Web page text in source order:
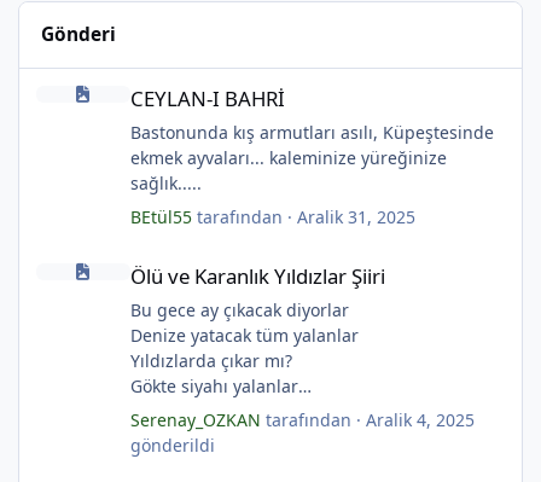
Gönderi
CEYLAN-I BAHRİ
Bastonunda kış armutları asılı, Küpeştesinde
ekmek ayvaları... kaleminize yüreğinize
sağlık.....
BEtül55tarafından · Aralik 31, 2025
Ölü ve Karanlık Yıldızlar Şiiri
Bu gece ay çıkacak diyorlar
Denize yatacak tüm yalanlar
Yıldızlarda çıkar mı?
Gökte siyahı yalanlar
Ölü ve karanlık yıldızlar
Ayı sarhoş etmişler
Ay kesilmiş kızıl, kızıl
Serenay_OZKAN tarafından · Aralik 4, 2025
gönderildi